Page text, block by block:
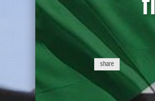
share